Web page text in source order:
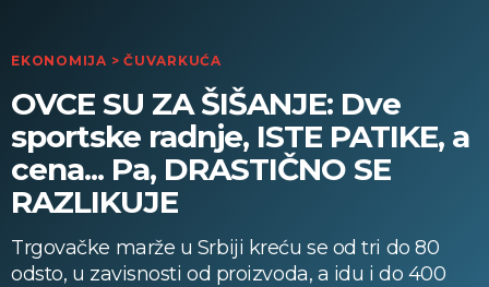
EKONOMIJA > ČUVARKUĆA
OVCE SU ZA ŠIŠANJE: Dve
sportske radnje, ISTE PATIKE, a
cena... Pa, DRASTIČNO SE
RAZLIKUJE
Trgovačke marže u Srbiji kreću se od tri do 80
odsto, u zavisnosti od proizvoda, a idu i do 400